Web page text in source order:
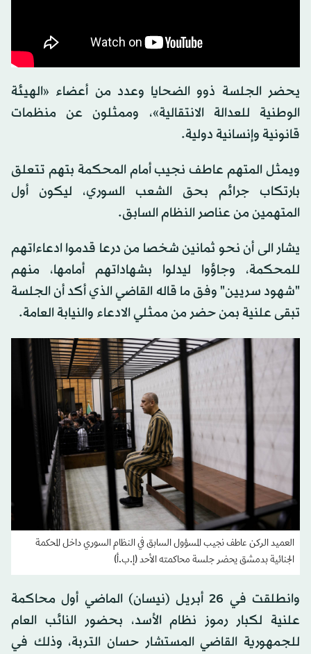
يحضر الجلسة ذوو الضحايا وعدد من أعضاء «الهيئة
الوطنية للعدالة الانتقالية»، وممثلون عن منظمات
قانونية وإنسانية دولية.
ويمثل المتهم عاطف نجيب أمام المحكمة بتهم تتعلق
بارتكاب جرائم بحق الشعب السوري، ليكون أول
المتهمين من عناصر النظام السابق.
يشار الى أن نحو ثمانين شخصا من درعا قدموا ادعاءاتهم
للمحكمة، وجاؤوا ليدلوا بشهاداتهم أمامها، منهم
"شهود سريين" وفق ما قاله القاضي الذي أكد أن الجلسة
تبقى علنية بمن حضر من ممثلي الادعاء والنيابة العامة.
العميد الركن عاطف نجيب المسؤول السابق في النظام السوري داخل المحكمة
الجنائية بدمشق يحضر جلسة محاكمته الأحد (إ.ب.أ)
وانطلقت في 26 أبريل (نيسان) الماضي أول محاكمة
علنية لكبار رموز نظام الأسد، بحضور النائب العام
للجمهورية القاضي المستشار حسان التربة، وذلك في